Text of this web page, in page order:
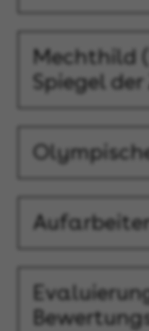
Mechthild
Spiegel der